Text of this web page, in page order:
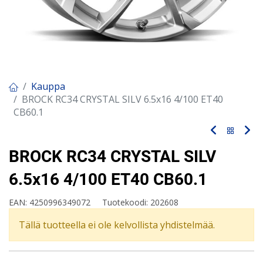
Kauppa
BROCK RC34 CRYSTAL SILV 6.5x16 4/100 ET40
CB60.1
BROCK RC34 CRYSTAL SILV
6.5x16 4/100 ET40 CB60.1
EAN: 4250996349072 Tuotekoodi: 202608
Tällä tuotteella ei ole kelvollista yhdistelmää.